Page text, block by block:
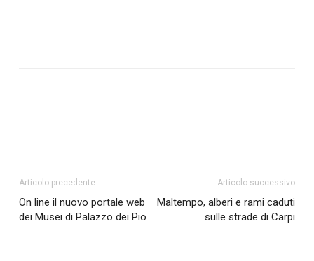
Articolo precedente
On line il nuovo portale web
dei Musei di Palazzo dei Pio
Articolo successivo
Maltempo, alberi e rami caduti
sulle strade di Carpi